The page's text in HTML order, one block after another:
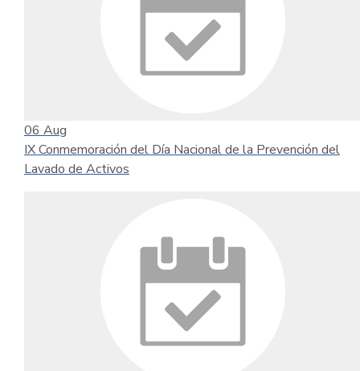
06 Aug
IX Conmemoración del Día Nacional de la Prevención del
Lavado de Activos